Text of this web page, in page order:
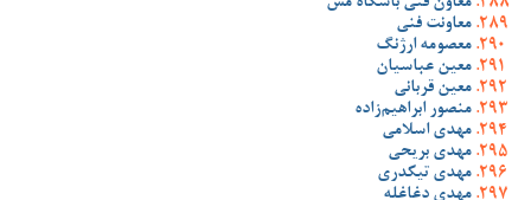
معاون فنی باشگاه مس
معاونت فنی
معصومه ارژنگ
معین عباسیان
معین قربانی
منصور ابراهیم‌زاده
مهدی اسلامی
مهدی بریحی
مهدی تیکدری
مهدی دغاغله